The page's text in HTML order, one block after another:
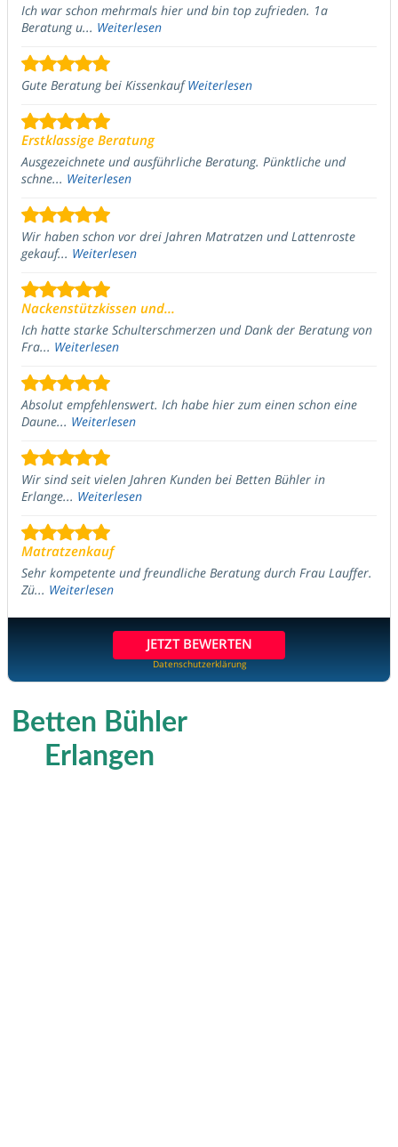
Ich war schon mehrmals hier und bin top zufrieden. 1a
Beratung u... Weiterlesen
Gute Beratung bei KissenkaufWeiterlesen
Erstklassige Beratung
Ausgezeichnete und ausführliche Beratung. Pünktliche und
schne... Weiterlesen
Wir haben schon vor drei Jahren Matratzen und Lattenroste
gekauf... Weiterlesen
Nackenstützkissen und...
Ich hatte starke Schulterschmerzen und Dank der Beratung von
Fra... Weiterlesen
Absolut empfehlenswert. Ich habe hier zum einen schon eine
Daune... Weiterlesen
Wir sind seit vielen Jahren Kunden bei Betten Bühler in
Erlange... Weiterlesen
Matratzenkauf
Sehr kompetente und freundliche Beratung durch Frau Lauffer.
Zü... Weiterlesen
JETZT BEWERTEN
Datenschutzerklärung
Betten Bühler
Erlangen